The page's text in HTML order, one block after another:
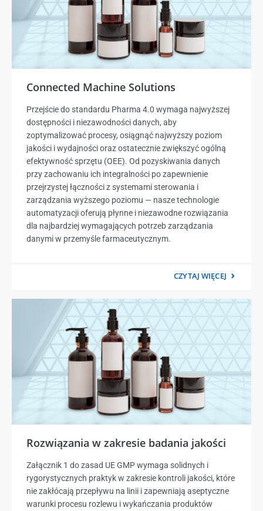
Connected Machine Solutions
Przejście do standardu Pharma 4.0 wymaga najwyższej
dostępności i niezawodności danych, aby
zoptymalizować procesy, osiągnąć najwyższy poziom
jakości i wydajności oraz ostatecznie zwiększyć ogólną
efektywność sprzętu (OEE). Od pozyskiwania danych
przy zachowaniu ich integralności po zapewnienie
przejrzystej łączności z systemami sterowania i
zarządzania wyższego poziomu — nasze technologie
automatyzacji oferują płynne i niezawodne rozwiązania
dla najbardziej wymagających potrzeb zarządzania
danymi w przemyśle farmaceutycznym.
CZYTAJ WIĘCEJ
Rozwiązania w zakresie badania jakości
Załącznik 1 do zasad UE GMP wymaga solidnych i
rygorystycznych praktyk w zakresie kontroli jakości, które
nie zakłócają przepływu na linii i zapewniają aseptyczne
warunki procesu rozlewu i wykańczania produktów